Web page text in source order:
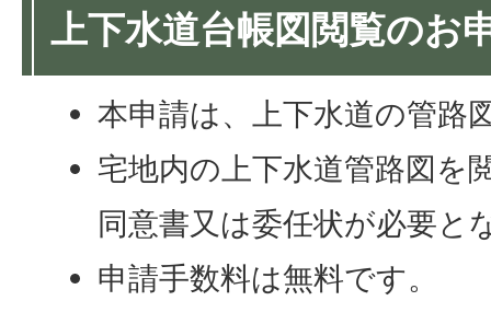
上下水道台帳図閲覧のお
本申請は、上下水道の管路
宅地内の上下水道管路図を
同意書又は委任状が必要と
申請手数料は無料です。